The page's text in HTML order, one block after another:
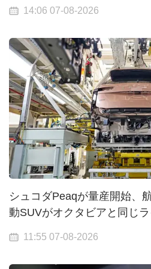
14:06 07-08-2026
シュコダPeaqが量産開始、
動SUVがオクタビアと同じ
11:55 07-08-2026